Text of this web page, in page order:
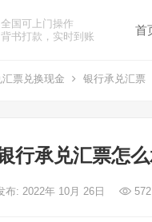
全国可上门操作
背书打款，实时到账
首
票兑换现金 银行承兑汇票
行承兑汇票怎
布: 2022年 10月 26日 572